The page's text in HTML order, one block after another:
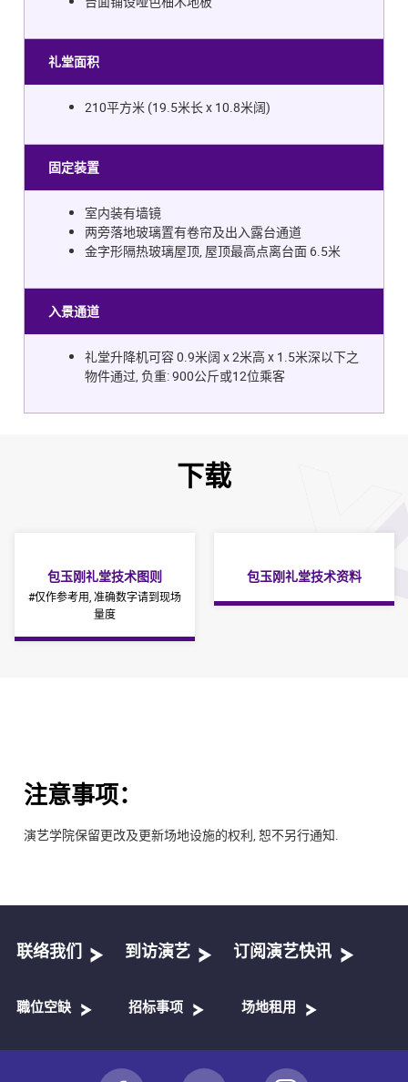
礼堂面积
210平方米 (19.5米长 x 10.8米阔)
固定装置
室内装有墙镜
两旁落地玻璃置有卷帘及出入露台通道
金字形隔热玻璃屋顶, 屋顶最高点离台面 6.5米
入景通道
礼堂升降机可容 0.9米阔 x 2米高 x 1.5米深以下之
物件通过, 负重: 900公斤或12位乘客
下载
包玉刚礼堂技术图则
#仅作参考用, 准确数字请到现场
量度
包玉刚礼堂技术资料
注意事项：
演艺学院保留更改及更新场地设施的权利, 恕不另行通知.
联络我们 到访演艺 订阅演艺快讯
職位空缺 招标事项 场地租用